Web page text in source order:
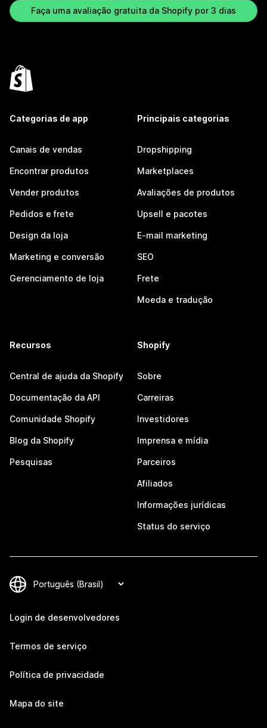
Faça uma avaliação gratuita da Shopify por 3 dias
Categorias de app
Canais de vendas
Encontrar produtos
Vender produtos
Pedidos e frete
Design da loja
Marketing e conversão
Gerenciamento de loja
Principais categorias
Dropshipping
Marketplaces
Avaliações de produtos
Upsell e pacotes
E-mail marketing
SEO
Frete
Moeda e tradução
Recursos
Central de ajuda da Shopify
Documentação da API
Comunidade Shopify
Blog da Shopify
Pesquisas
Shopify
Sobre
Carreiras
Investidores
Imprensa e mídia
Parceiros
Afiliados
Informações jurídicas
Status do serviço
Login de desenvolvedores
Termos de serviço
Política de privacidade
Mapa do site